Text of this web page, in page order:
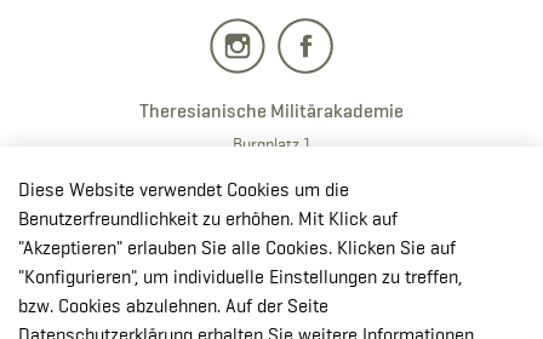
Theresianische Militärakademie
Burgplatz 1
T:+43 50201 20 28901
E:redaktion.milak@bmlv.gv.at
In OpenStreetMap öffnen
↳ Route mit GoogleMaps planen
Diese Website verwendet Cookies um die
Benutzerfreundlichkeit zu erhöhen. Mit Klick auf
"Akzeptieren" erlauben Sie alle Cookies. Klicken Sie auf
"Konfigurieren", um individuelle Einstellungen zu treffen,
bzw. Cookies abzulehnen. Auf der Seite